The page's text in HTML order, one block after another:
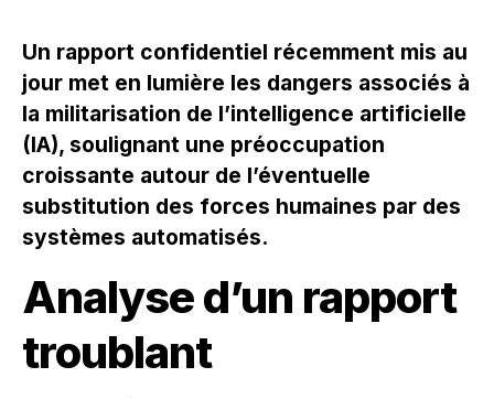
Un rapport confidentiel récemment mis au
jour met en lumière les dangers associés à
la militarisation de l’intelligence artificielle
(IA), soulignant une préoccupation
croissante autour de l’éventuelle
substitution des forces humaines par des
systèmes automatisés.
Analyse d’un rapport
troublant